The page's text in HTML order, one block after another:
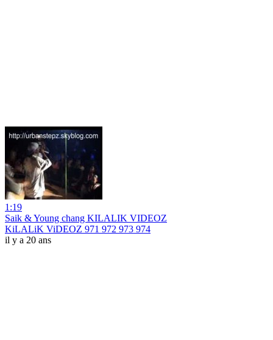
1:19
Saik & Young chang KILALIK VIDEOZ
KiLALiK ViDEOZ 971 972 973 974
il y a 20 ans